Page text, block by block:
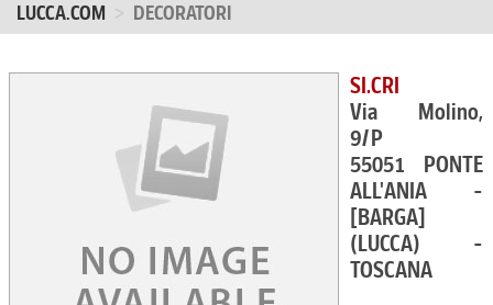
LUCCA.COM DECORATORI
SI.CRI
Via Molino,
9/P
55051 PONTE
ALL'ANIA -
[BARGA]
(LUCCA) -
TOSCANA